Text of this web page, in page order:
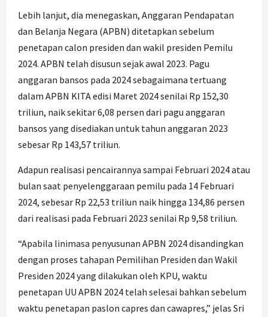
Lebih lanjut, dia menegaskan, Anggaran Pendapatan
dan Belanja Negara (APBN) ditetapkan sebelum
penetapan calon presiden dan wakil presiden Pemilu
2024. APBN telah disusun sejak awal 2023. Pagu
anggaran bansos pada 2024 sebagaimana tertuang
dalam APBN KITA edisi Maret 2024 senilai Rp 152,30
triliun, naik sekitar 6,08 persen dari pagu anggaran
bansos yang disediakan untuk tahun anggaran 2023
sebesar Rp 143,57 triliun.
Adapun realisasi pencairannya sampai Februari 2024 atau
bulan saat penyelenggaraan pemilu pada 14 Februari
2024, sebesar Rp 22,53 triliun naik hingga 134,86 persen
dari realisasi pada Februari 2023 senilai Rp 9,58 triliun.
“Apabila linimasa penyusunan APBN 2024 disandingkan
dengan proses tahapan Pemilihan Presiden dan Wakil
Presiden 2024 yang dilakukan oleh KPU, waktu
penetapan UU APBN 2024 telah selesai bahkan sebelum
waktu penetapan paslon capres dan cawapres,” jelas Sri